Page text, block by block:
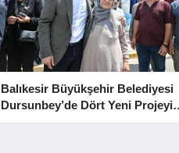
Balıkesir Büyükşehir Belediyesi
Dursunbey’de Dört Yeni Projeyi
Hizmete Açtı